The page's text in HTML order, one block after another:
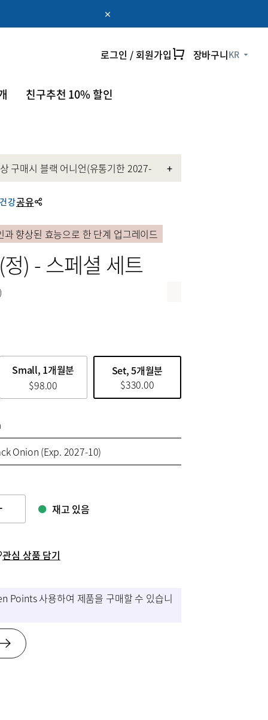
로그인 / 회원가입 장바구니KR
친구추천 10% 할인
구매시 블랙 어니언(유통기한 2027-
.
특가
+
강공유
향상된 효능으로 한 단계 업그레이드
) - 스페셜 세트
Small, 1개월분
$98.00
Set, 5개월분
$330.00
Onion (Exp. 2027-10)
quamtity 재고 있음
관심 상품 담기
Points 사용하여 제품을 구매할 수 있습니
특별한
Point
회원가입